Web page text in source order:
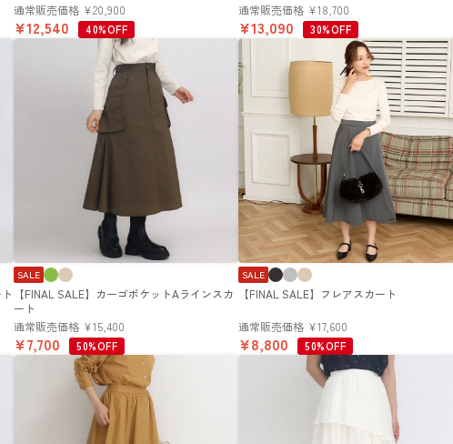
通常販売価格 ¥20,900
¥12,540 40%OFF
通常販売価格 ¥18,700
¥13,090 30%OFF
【FINAL SALE】カーゴポケットAラインスカ
ート
SALE
通常販売価格 ¥15,400
¥7,700 50%OFF
【FINAL SALE】フレアスカート
SALE
通常販売価格 ¥17,600
¥8,800 50%OFF